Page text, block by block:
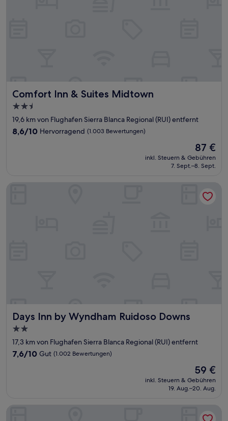
Comfort Inn & Suites Midtown
Comfort Inn & Suites Midtown
2.5-
Sterne-
Unterkunft
19,6 km von Flughafen Sierra Blanca Regional (RUI) entfernt
8.6
8,6/10 Hervorragend (1.003 Bewertungen)
Der
Preis
beträgt
87 €
inkl. Steuern & Gebühren
7. Sept.–8. Sept.
Days Inn by Wyndham Ruidoso Downs
Days Inn by Wyndham Ruidoso Downs
2.0-
Sterne-
Unterkunft
17,3 km von Flughafen Sierra Blanca Regional (RUI) entfernt
7.6
7,6/10 Gut (1.002 Bewertungen)
Der
Preis
beträgt
59 €
inkl. Steuern & Gebühren
19. Aug.–20. Aug.
Travelodge by Wyndham Ruidoso